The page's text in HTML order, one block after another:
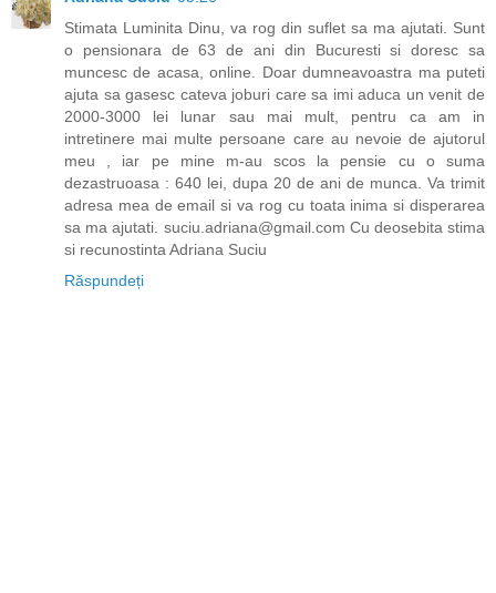
Stimata Luminita Dinu, va rog din suflet sa ma ajutati. Sunt
o pensionara de 63 de ani din Bucuresti si doresc sa
muncesc de acasa, online. Doar dumneavoastra ma puteti
ajuta sa gasesc cateva joburi care sa imi aduca un venit de
2000-3000 lei lunar sau mai mult, pentru ca am in
intretinere mai multe persoane care au nevoie de ajutorul
meu , iar pe mine m-au scos la pensie cu o suma
dezastruoasa : 640 lei, dupa 20 de ani de munca. Va trimit
adresa mea de email si va rog cu toata inima si disperarea
sa ma ajutati. suciu.adriana@gmail.com Cu deosebita stima
si recunostinta Adriana Suciu
Răspundeți